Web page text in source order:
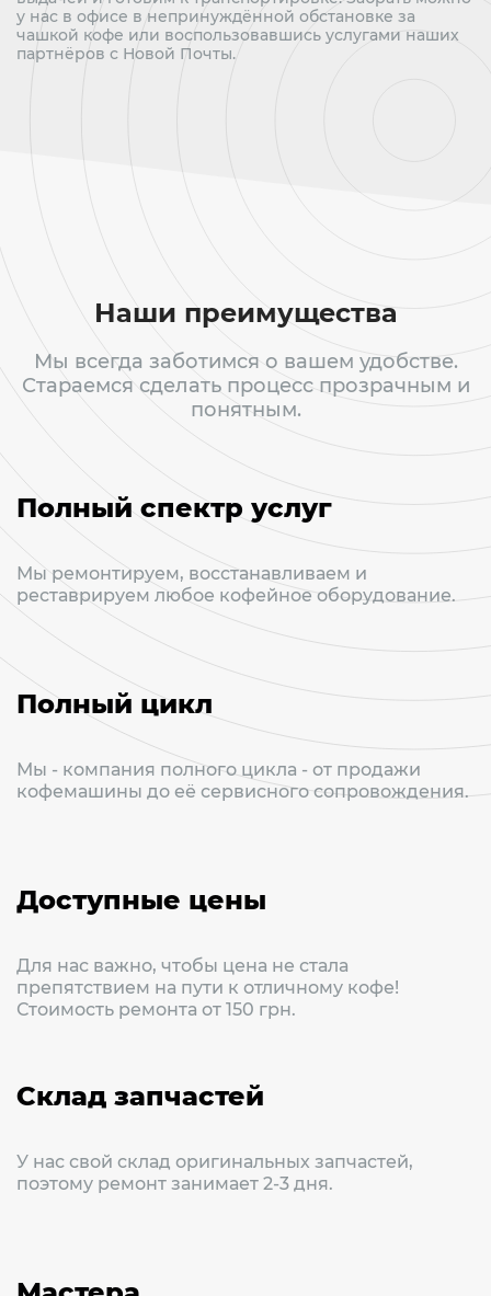
у нас в офисе в непринуждённой обстановке за
чашкой кофе или воспользовавшись услугами наших
партнёров с Новой Почты.
Наши преимущества
Мы всегда заботимся о вашем удобстве.
Стараемся сделать процесс прозрачным и
понятным.
Полный спектр услуг
Мы ремонтируем, восстанавливаем и
реставрируем любое кофейное оборудование.
Полный цикл
Мы - компания полного цикла - от продажи
кофемашины до её сервисного сопровождения.
Доступные цены
Для нас важно, чтобы цена не стала
препятствием на пути к отличному кофе!
Стоимость ремонта от 150 грн.
Склад запчастей
У нас свой склад оригинальных запчастей,
поэтому ремонт занимает 2-3 дня.